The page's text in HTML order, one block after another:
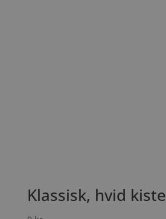
Klassisk, hvid kiste